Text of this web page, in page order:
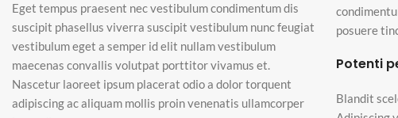
Eget tempus praesent nec vestibulum condimentum dis
suscipit phasellus viverra suscipit vestibulum nunc feugiat
vestibulum eget a semper id elit nullam vestibulum
maecenas convallis volutpat porttitor vivamus et.
Nascetur laoreet ipsum placerat odio a dolor torquent
adipiscing ac aliquam mollis proin venenatis ullamcorper
posuere
Potenti
Blandit